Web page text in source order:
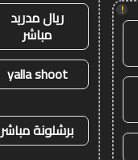
!
ريال مدريد
مباشر
yalla shoot
برشلونة مباشر